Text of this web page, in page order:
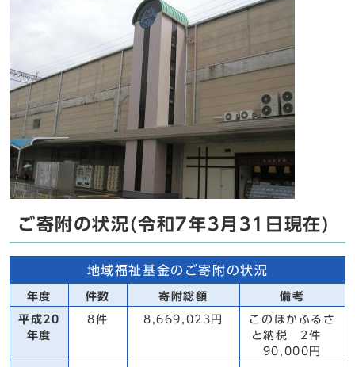
ご寄附の状況(令和7年3月31日現在)
地域福祉基金のご寄附の状況
年度 件数 寄附総額 備考
平成20
年度
8件 8,669,023円
このほかふるさ
と納税 2件
90,000円